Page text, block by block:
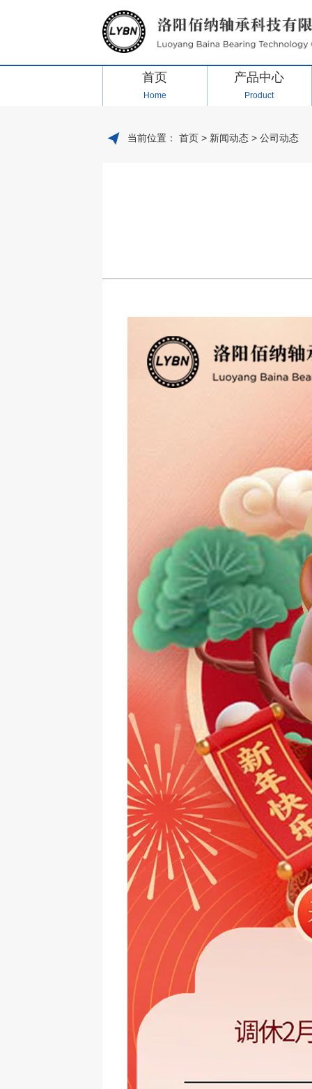
首页
Home
产品中心
Product
当前位置： 首页> 新闻动态> 公司动态